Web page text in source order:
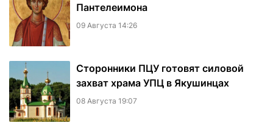
Пантелеимона
09 Августа 14:26
Сторонники ПЦУ готовят силовой
захват храма УПЦ в Якушинцах
08 Августа 19:07